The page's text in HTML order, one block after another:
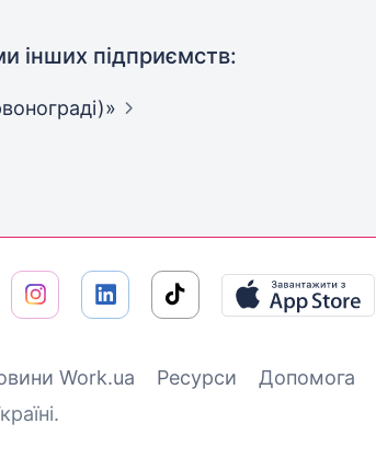
інших підприємств:
Work.ua Ресурси Допомога